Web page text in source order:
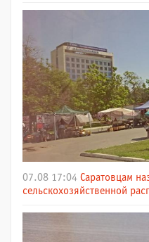
07.08 17:04 Саратовцам
сельскохозяйственной